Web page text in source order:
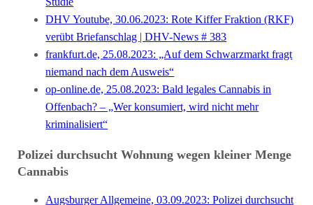
DHV Youtube, 30.06.2023: Rote Kiffer Fraktion (RKF)
verübt Briefanschlag | DHV-News # 383
frankfurt.de, 25.08.2023: „Auf dem Schwarzmarkt fragt
niemand nach dem Ausweis“
op-online.de, 25.08.2023: Bald legales Cannabis in
Offenbach? – „Wer konsumiert, wird nicht mehr
kriminalisiert“
Polizei durchsucht Wohnung wegen kleiner Menge
Cannabis
Augsburger Allgemeine, 03.09.2023: Polizei durchsucht